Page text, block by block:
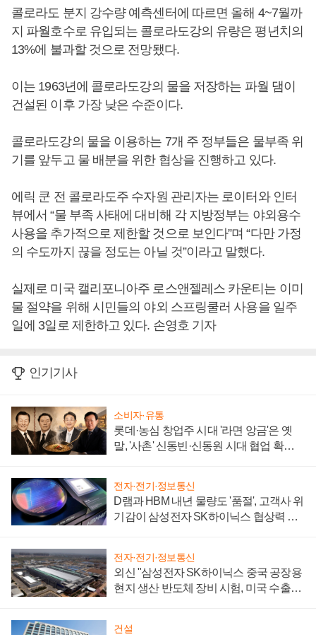
콜로라도 분지 강수량 예측센터에 따르면 올해 4~7월까
지 파월호수로 유입되는 콜로라도강의 유량은 평년치의
13%에 불과할 것으로 전망됐다.
이는 1963년에 콜로라도강의 물을 저장하는 파월 댐이
건설된 이후 가장 낮은 수준이다.
콜로라도강의 물을 이용하는 7개 주 정부들은 물부족 위
기를 앞두고 물 배분을 위한 협상을 진행하고 있다.
에릭 쿤 전 콜로라도주 수자원 관리자는 로이터와 인터
뷰에서 “물 부족 사태에 대비해 각 지방정부는 야외용수
사용을 추가적으로 제한할 것으로 보인다”며 “다만 가정
의 수도까지 끊을 정도는 아닐 것”이라고 말했다.
실제로 미국 캘리포니아주 로스앤젤레스 카운티는 이미
물 절약을 위해 시민들의 야외 스프링쿨러 사용을 일주
일에 3일로 제한하고 있다. 손영호 기자
인기기사
소비자·유통
롯데·농심 창업주 시대 '라면 앙금'은 옛
말, '사촌' 신동빈·신동원 시대 협업 확대
전자·전기·정보통신
D램과 HBM 내년 물량도 '품절', 고객사 위
기감이 삼성전자 SK하이닉스 협상력 더
전자·전기·정보통신
외신 "삼성전자 SK하이닉스 중국 공장용
현지 생산 반도체 장비 시험, 미국 수출통
건설